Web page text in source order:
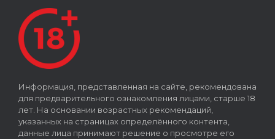
Информация, представленная на сайте, рекомендована
для предварительного ознакомления лицами, старше 18
лет. На основании возрастных рекомендаций,
указанных на страницах определённого контента,
данные лица принимают решение о просмотре его